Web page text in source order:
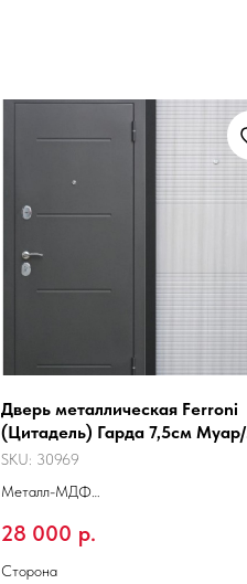
Дверь металлическая Ferroni
(Цитадель) Гарда 7,5см Муар/
Белый ясень Карат
SKU: 30969
Металл-МДФ
28 000 р.
Сторона